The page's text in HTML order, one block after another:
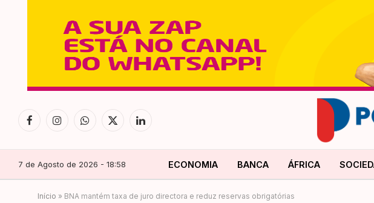
FacebookInstagramWhatsApp
X
LinkedIn
7 de Agosto de 2026 - 18:58 ECONOMIA BANCA ÁFRICA
Início » BNA mantém taxa de juro directora e reduz reservas obrigatórias